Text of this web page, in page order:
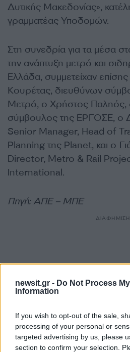
newsit.gr - Do Not Process
Information
If you wish to opt-out of the sale,
processing of your personal or
targeted advertising by us, please
section to confirm your selection.
Δυτικής Μακεδονίας»,
γραμματέας Υποδομών.
Στη συνεδρία για τα μέσα
την ανάπτυξη μετρό και
Ελλάδα, συμμετείχαν
Κουρέτας, διευθύνων
Μετρό, ο Χρήστος Παληός,
σύμβουλος της ΕΡΓΟΣΕ, ο
Senior Manager, Head of
Planning της Planet, και ο
Director, Metro & Rail
International.
Πηγή: ΑΠΕ – ΜΠΕ
ΔΙΑΦΗΜΙΣΗ